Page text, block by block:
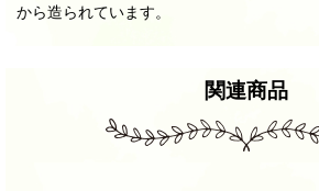
から造られています。
関連商品